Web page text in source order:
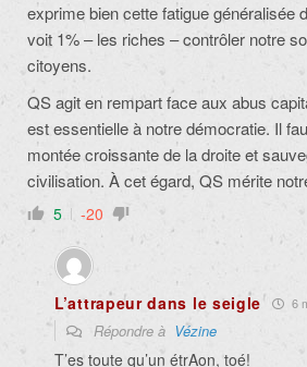
exprime bien cette fatigue généralisée
voit 1% – les riches – contrôler notre
citoyens.
QS agit en rempart face aux abus
est essentielle à notre démocratie. Il
montée croissante de la droite et
civilisation. À cet égard, QS mérite
5 -20
L’attrapeur dans le seigle 6
Répondre à Vézine
T’es toute qu’un étrAon, toé!